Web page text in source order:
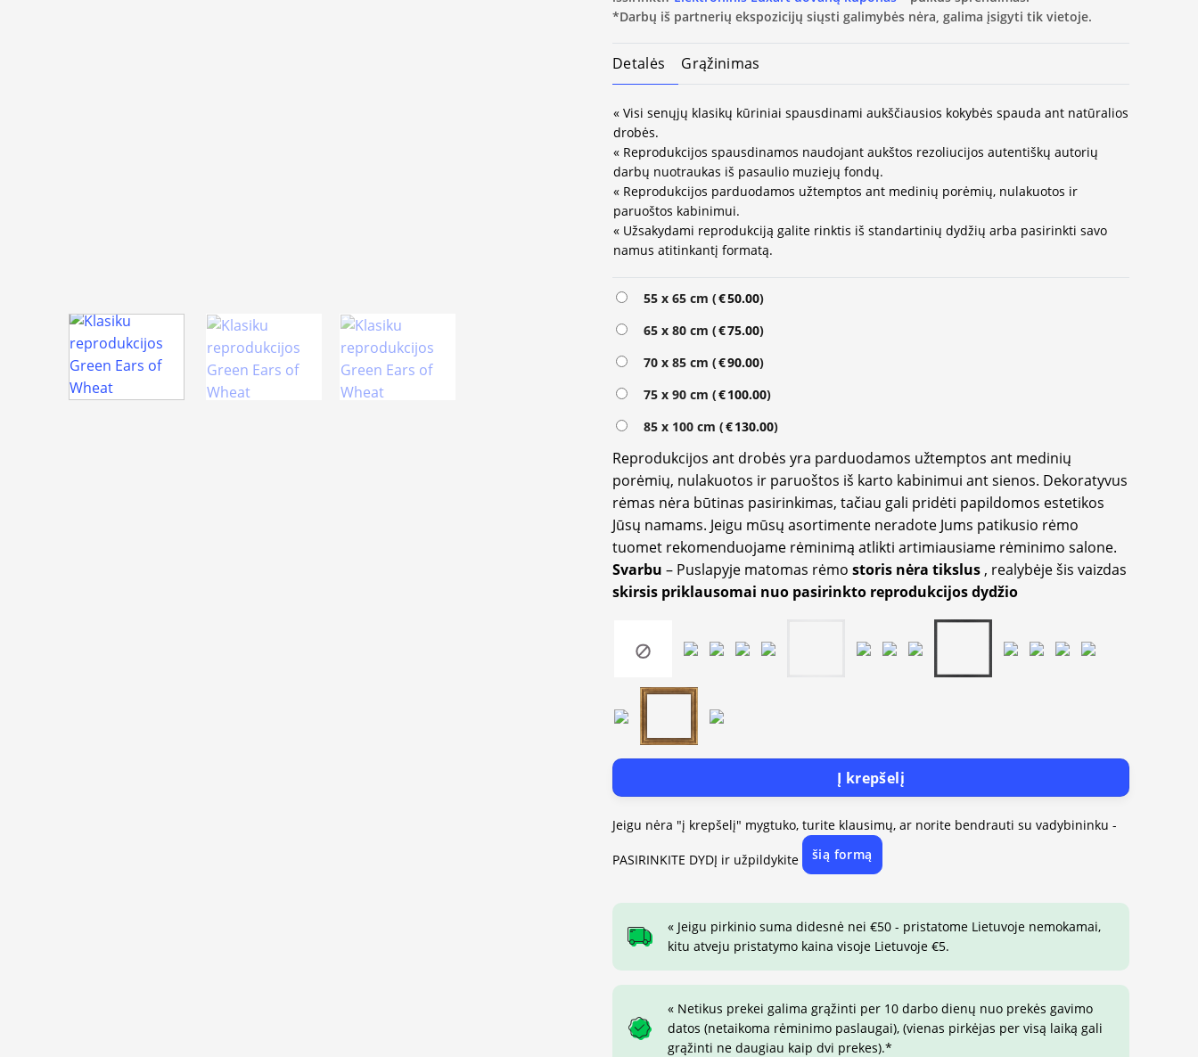
*Darbų iš partnerių ekspozicijų siųsti galimybės nėra, galima įsigyti tik vietoje.
Detalės Grąžinimas
« Visi senųjų klasikų kūriniai spausdinami aukščiausios kokybės spauda ant natūralios
drobės.
« Reprodukcijos spausdinamos naudojant aukštos rezoliucijos autentiškų autorių
darbų nuotraukas iš pasaulio muziejų fondų.
« Reprodukcijos parduodamos užtemptos ant medinių porėmių, nulakuotos ir
paruoštos kabinimui.
« Užsakydami reprodukciją galite rinktis iš standartinių dydžių arba pasirinkti savo
namus atitinkantį formatą.
55 x 65 cm (€50.00)
65 x 80 cm (€75.00)
70 x 85 cm (€90.00)
75 x 90 cm (€100.00)
85 x 100 cm (€130.00)
Reprodukcijos ant drobės yra parduodamos užtemptos ant medinių
porėmių, nulakuotos ir paruoštos iš karto kabinimui ant sienos. Dekoratyvus
rėmas nėra būtinas pasirinkimas, tačiau gali pridėti papildomos estetikos
Jūsų namams. Jeigu mūsų asortimente neradote Jums patikusio rėmo
tuomet rekomenduojame rėminimą atlikti artimiausiame rėminimo salone.
Svarbu – Puslapyje matomas rėmo storis nėra tikslus , realybėje šis vaizdas
skirsis priklausomai nuo pasirinkto reprodukcijos dydžio
Į krepšelį
Jeigu nėra "į krepšelį" mygtuko, turite klausimų, ar norite bendrauti su vadybininku -
PASIRINKITE DYDĮ ir užpildykite šią formą
« Jeigu pirkinio suma didesnė nei €50 - pristatome Lietuvoje nemokamai,
kitu atveju pristatymo kaina visoje Lietuvoje €5.
« Netikus prekei galima grąžinti per 10 darbo dienų nuo prekės gavimo
datos (netaikoma rėminimo paslaugai), (vienas pirkėjas per visą laiką gali
grąžinti ne daugiau kaip dvi prekes).*